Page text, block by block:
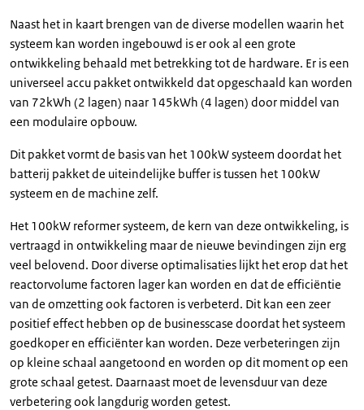
Naast het in kaart brengen van de diverse modellen waarin het
systeem kan worden ingebouwd is er ook al een grote
ontwikkeling behaald met betrekking tot de hardware. Er is een
universeel accu pakket ontwikkeld dat opgeschaald kan worden
van 72kWh (2 lagen) naar 145kWh (4 lagen) door middel van
een modulaire opbouw.
Dit pakket vormt de basis van het 100kW systeem doordat het
batterij pakket de uiteindelijke buffer is tussen het 100kW
systeem en de machine zelf.
Het 100kW reformer systeem, de kern van deze ontwikkeling, is
vertraagd in ontwikkeling maar de nieuwe bevindingen zijn erg
veel belovend. Door diverse optimalisaties lijkt het erop dat het
reactorvolume factoren lager kan worden en dat de efficiëntie
van de omzetting ook factoren is verbeterd. Dit kan een zeer
positief effect hebben op de businesscase doordat het systeem
goedkoper en efficiënter kan worden. Deze verbeteringen zijn
op kleine schaal aangetoond en worden op dit moment op een
grote schaal getest. Daarnaast moet de levensduur van deze
verbetering ook langdurig worden getest.